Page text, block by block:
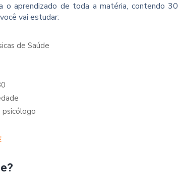
aprendizado de toda a matéria, contendo 30
vai estudar:
de Saúde
psicólogo